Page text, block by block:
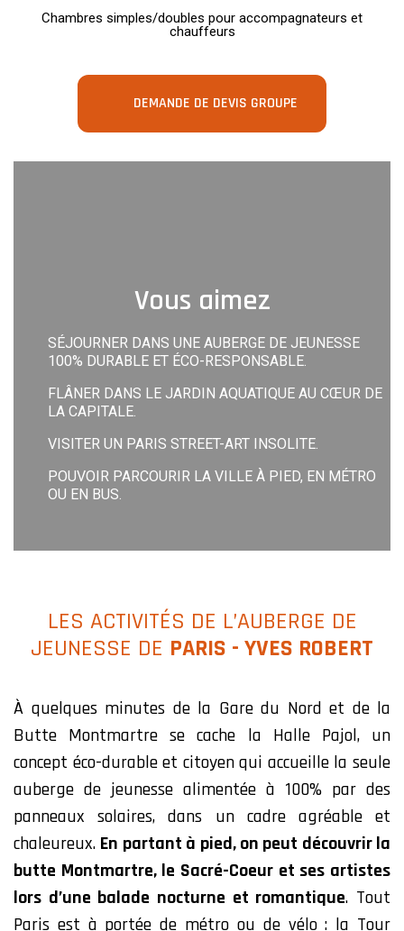
Chambres simples/doubles pour accompagnateurs et
chauffeurs
DEMANDE DE DEVIS GROUPE
Vous aimez
SÉJOURNER DANS UNE AUBERGE DE JEUNESSE
100% DURABLE ET ÉCO-RESPONSABLE.
FLÂNER DANS LE JARDIN AQUATIQUE AU CŒUR DE
LA CAPITALE.
VISITER UN PARIS STREET-ART INSOLITE.
POUVOIR PARCOURIR LA VILLE À PIED, EN MÉTRO
OU EN BUS.
LES ACTIVITÉS DE L’AUBERGE DE
JEUNESSE DE PARIS - YVES ROBERT
À quelques minutes de la Gare du Nord et de la
Butte Montmartre se cache la Halle Pajol, un
concept éco-durable et citoyen qui accueille la seule
auberge de jeunesse alimentée à 100% par des
panneaux solaires, dans un cadre agréable et
chaleureux. En partant à pied, on peut découvrir la
butte Montmartre, le Sacré-Coeur et ses artistes
lors d’une balade nocturne et romantique. Tout
Paris est à portée de métro ou de vélo : la Tour